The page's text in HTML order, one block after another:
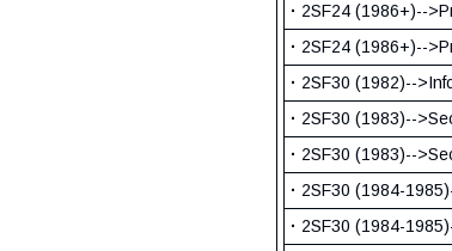
· 2SF24 (1986+)--
· 2SF24 (1986+)--
· 2SF30 (1982)--
· 2SF30 (1983)--
· 2SF30 (1983)--
· 2SF30 (1984-
· 2SF30 (1984-